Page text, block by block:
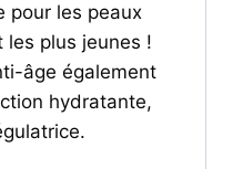
pour les peaux
les plus jeunes !
âge également
hydratante,